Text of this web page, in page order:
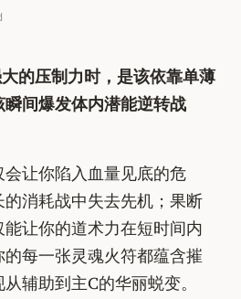
的压制力时，是该依靠单薄
间爆发体内潜能逆转战
让你陷入血量见底的危
消耗战中失去先机；果断
能让你的道术力在短时间内
每一张灵魂火符都蕴含摧
辅助到主C的华丽蜕变。